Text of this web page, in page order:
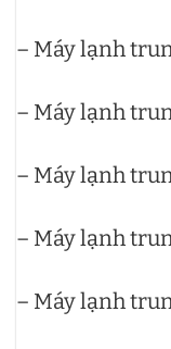
– Máy lạnh
– Máy lạnh
– Máy lạnh
– Máy lạnh
– Máy lạnh